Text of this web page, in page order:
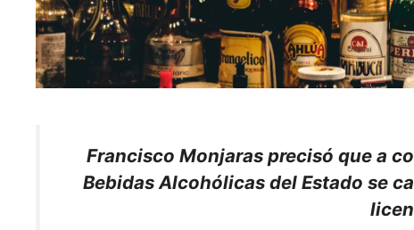
Francisco Monjaras precisó que a
Bebidas Alcohólicas del Estado se